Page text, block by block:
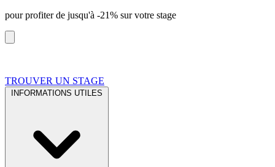
pour profiter de jusqu'à -21% sur votre stage
TROUVER UN STAGE
INFORMATIONS UTILES